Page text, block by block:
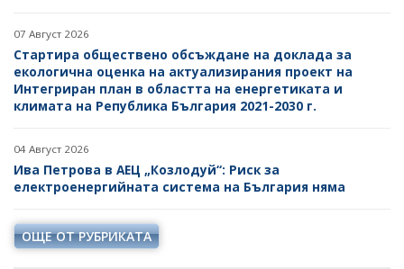
07 Август 2026
Стартира обществено обсъждане на доклада за
екологична оценка на актуализирания проект на
Интегриран план в областта на енергетиката и
климата на Република България 2021-2030 г.
04 Август 2026
Ива Петрова в АЕЦ „Козлодуй“: Риск за
електроенергийната система на България няма
ОЩЕ ОТ РУБРИКАТА